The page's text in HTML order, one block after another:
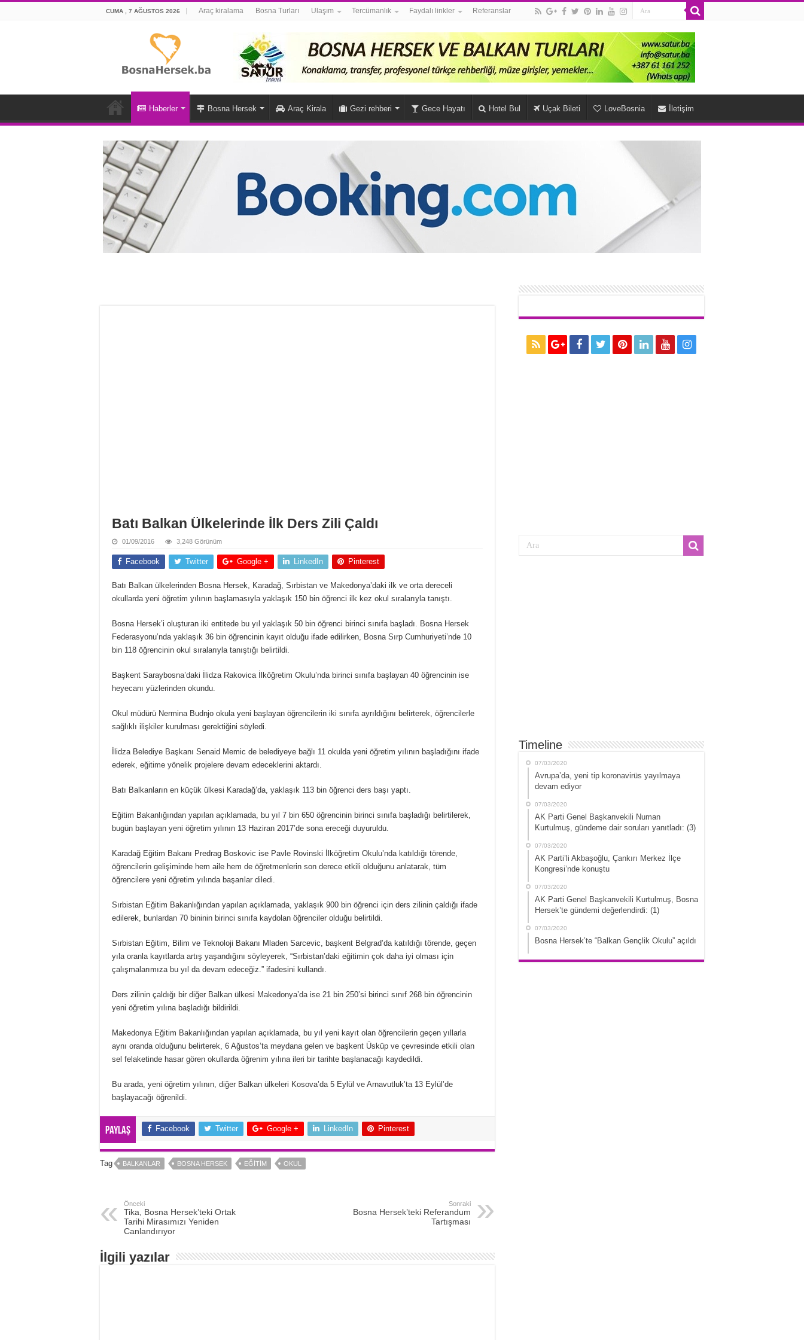
CUMA , 7 AĞUSTOS 2026 Araç kiralama Bosna Turları Ulaşım Tercümanlık Faydalı linkler Referanslar
Haberler Bosna Hersek Araç Kirala Gezi rehberi Gece Hayatı Hotel Bul Uçak Bileti LoveBosnia İletişim
Batı Balkan Ülkelerinde İlk Ders Zili Çaldı
01/09/2016 3,248 Görünüm
Facebook Twitter Google + LinkedIn Pinterest
Batı Balkan ülkelerinden Bosna Hersek, Karadağ, Sırbistan ve Makedonya’daki ilk ve orta dereceli
okullarda yeni öğretim yılının başlamasıyla yaklaşık 150 bin öğrenci ilk kez okul sıralarıyla tanıştı.
Bosna Hersek’i oluşturan iki entitede bu yıl yaklaşık 50 bin öğrenci birinci sınıfa başladı. Bosna Hersek
Federasyonu’nda yaklaşık 36 bin öğrencinin kayıt olduğu ifade edilirken, Bosna Sırp Cumhuriyeti’nde 10
bin 118 öğrencinin okul sıralarıyla tanıştığı belirtildi.
Başkent Saraybosna’daki İlidza Rakovica İlköğretim Okulu’nda birinci sınıfa başlayan 40 öğrencinin ise
heyecanı yüzlerinden okundu.
Okul müdürü Nermina Budnjo okula yeni başlayan öğrencilerin iki sınıfa ayrıldığını belirterek, öğrencilerle
sağlıklı ilişkiler kurulması gerektiğini söyledi.
İlidza Belediye Başkanı Senaid Memic de belediyeye bağlı 11 okulda yeni öğretim yılının başladığını ifade
ederek, eğitime yönelik projelere devam edeceklerini aktardı.
Batı Balkanların en küçük ülkesi Karadağ’da, yaklaşık 113 bin öğrenci ders başı yaptı.
Eğitim Bakanlığından yapılan açıklamada, bu yıl 7 bin 650 öğrencinin birinci sınıfa başladığı belirtilerek,
bugün başlayan yeni öğretim yılının 13 Haziran 2017’de sona ereceği duyuruldu.
Karadağ Eğitim Bakanı Predrag Boskovic ise Pavle Rovinski İlköğretim Okulu’nda katıldığı törende,
öğrencilerin gelişiminde hem aile hem de öğretmenlerin son derece etkili olduğunu anlatarak, tüm
öğrencilere yeni öğretim yılında başarılar diledi.
Sırbistan Eğitim Bakanlığından yapılan açıklamada, yaklaşık 900 bin öğrenci için ders zilinin çaldığı ifade
edilerek, bunlardan 70 bininin birinci sınıfa kaydolan öğrenciler olduğu belirtildi.
Sırbistan Eğitim, Bilim ve Teknoloji Bakanı Mladen Sarcevic, başkent Belgrad’da katıldığı törende, geçen
yıla oranla kayıtlarda artış yaşandığını söyleyerek, “Sırbistan’daki eğitimin çok daha iyi olması için
çalışmalarımıza bu yıl da devam edeceğiz.” ifadesini kullandı.
Ders zilinin çaldığı bir diğer Balkan ülkesi Makedonya’da ise 21 bin 250’si birinci sınıf 268 bin öğrencinin
yeni öğretim yılına başladığı bildirildi.
Makedonya Eğitim Bakanlığından yapılan açıklamada, bu yıl yeni kayıt olan öğrencilerin geçen yıllarla
aynı oranda olduğunu belirterek, 6 Ağustos’ta meydana gelen ve başkent Üsküp ve çevresinde etkili olan
sel felaketinde hasar gören okullarda öğrenim yılına ileri bir tarihte başlanacağı kaydedildi.
Bu arada, yeni öğretim yılının, diğer Balkan ülkeleri Kosova’da 5 Eylül ve Arnavutluk’ta 13 Eylül’de
başlayacağı öğrenildi.
Paylaş Facebook Twitter Google + LinkedIn Pinterest
Tag BALKANLAR BOSNA HERSEK EĞITIM OKUL
Önceki
Tika, Bosna Hersek’teki Ortak
Tarihi Mirasımızı Yeniden
Canlandırıyor
Sonraki
Bosna Hersek’teki Referandum
Tartışması
İlgili yazılar
Timeline
07/03/2020
Avrupa’da, yeni tip koronavirüs yayılmaya
devam ediyor
07/03/2020
AK Parti Genel Başkanvekili Numan
Kurtulmuş, gündeme dair soruları yanıtladı: (3)
07/03/2020
AK Parti’li Akbaşoğlu, Çankırı Merkez İlçe
Kongresi’nde konuştu
07/03/2020
AK Parti Genel Başkanvekili Kurtulmuş, Bosna
Hersek’te gündemi değerlendirdi: (1)
07/03/2020
Bosna Hersek’te “Balkan Gençlik Okulu” açıldı